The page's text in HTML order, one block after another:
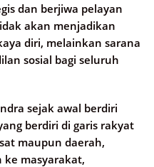
dan berjiwa pelayan
akan menjadikan
diri, melainkan sarana
sosial bagi seluruh
sejak awal berdiri
berdiri di garis rakyat
maupun daerah,
masyarakat,